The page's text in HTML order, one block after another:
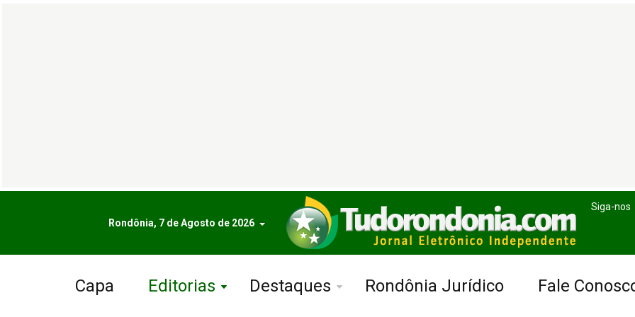
Rondônia, 7 de Agosto de 2026
Siga-nos
Capa Editorias Destaques Rondônia Jurídico Fale